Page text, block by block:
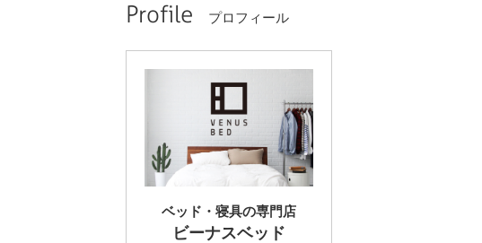
Profile プロフィール
ベッド・寝具の専門店
ビーナスベッド